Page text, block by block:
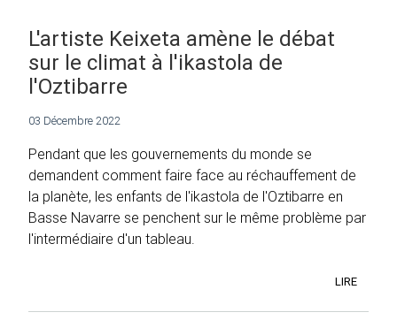
L'artiste Keixeta amène le débat
sur le climat à l'ikastola de
l'Oztibarre
03 Décembre 2022
Pendant que les gouvernements du monde se
demandent comment faire face au réchauffement de
la planète, les enfants de l'ikastola de l'Oztibarre en
Basse Navarre se penchent sur le même problème par
l'intermédiaire d'un tableau.
LIRE